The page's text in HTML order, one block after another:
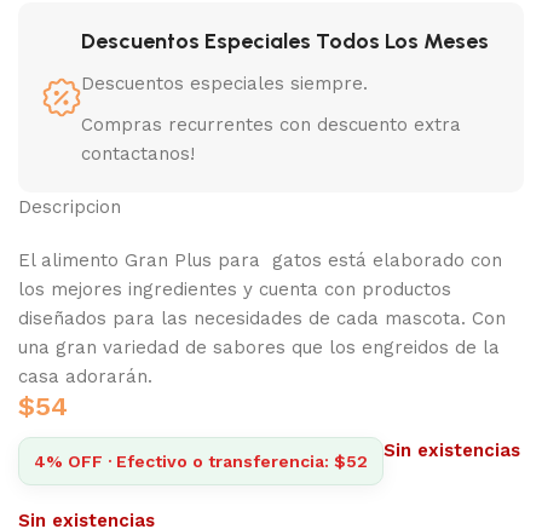
Descuentos Especiales Todos Los Meses
Descuentos especiales siempre.
Compras recurrentes con descuento extra
contactanos!
Descripcion
El alimento Gran Plus para gatos está elaborado con
los mejores ingredientes y cuenta con productos
diseñados para las necesidades de cada mascota. Con
una gran variedad de sabores que los engreidos de la
casa adorarán.
$54
4% OFF · Efectivo o transferencia: $52 Sin existencias
Sin existencias